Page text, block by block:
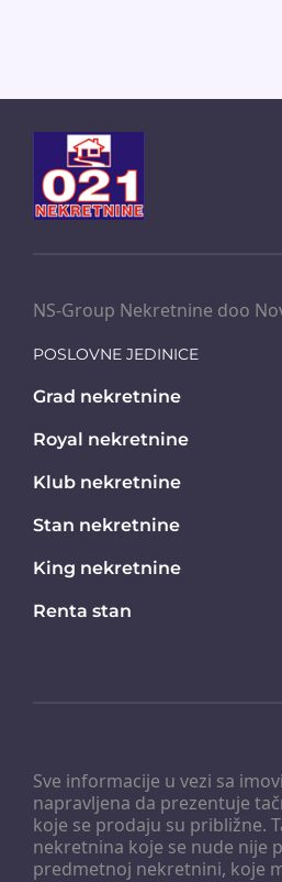
Sve informacije u vezi sa
napravljena da prezentuje
koje se prodaju su približne.
nekretnina koje se nude nije
predmetnoj nekretnini, koje
NS-Group Nekretnine doo
POSLOVNE JEDINICE
Grad nekretnine
Royal nekretnine
Klub nekretnine
Stan nekretnine
King nekretnine
Renta stan